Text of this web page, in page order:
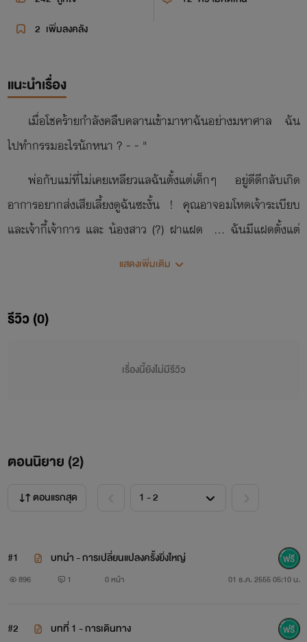
2 เพิ่มลงคลัง
แนะนำเรื่อง
เมื่อโชคร้ายกำลังคลืบคลานเข้ามาหาฉันอย่างมหาศาล ฉัน
ไปทำกรรมอะไรนักหนา ? - - "
พ่อกับแม่ที่ไม่เคยเหลียวแลฉันตั้งแต่เด็กๆ อยู่ดีดีกลับเกิด
อาการอยากส่งเสียเลี้ยงดูฉันซะงั้น ! คุณอาจอมโหดเจ้าระเบียบ
และเจ้ากี้เจ้าการ และ น้องสาว (?) ฝาแฝด ... ฉันมีแฝดตั้งแต่
เมื่อไหร่ ?? และแฟนหนุ่ม วอน - โดน - เตะ ของน้องสาวฉัน
แสดงเพิ่มเติม
รีวิว (0)
เรื่องนี้ยังไม่มีรีวิว
ตอนนิยาย (2)
ตอนแรกสุด
#1 บทนำ - การเปลี่ยนแปลงครั้งยิ่งใหญ่
896 1 0 หน้า 01 ธ.ค. 2555 05:10 น.
#2 บทที่ 1 - การเดินทาง